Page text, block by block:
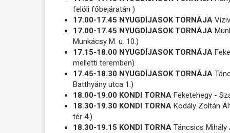
felöli főbejáratán )
17.00-17.45 NYUGDÍJASOK TORNÁJA
17.00-17.45 NYUGDÍJASOK TORNÁJA
Munkácsy M. u. 10.)
17.15-18.00 NYUGDÍJASOK TORNÁJA
melletti teremben)
17.45-18.30 NYUGDÍJASOK TORNÁJA
Batthyány utca 1.)
18.00-19.00 KONDI TORNA Feketehegy -
18.30-19.30 KONDI TORNA Kodály Zoltán
tér 4.)
18.30-19.15 KONDI TORNA Táncsics Mihály